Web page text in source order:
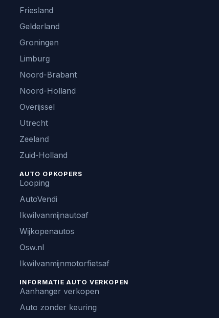
Friesland
Gelderland
Groningen
Limburg
Noord-Brabant
Noord-Holland
Overijssel
Utrecht
Zeeland
Zuid-Holland
AUTO OPKOPERS
Looping
AutoVendi
Ikwilvanmijnautoaf
Wijkopenautos
Osw.nl
Ikwilvanmijnmotorfietsaf
INFORMATIE AUTO VERKOPEN
Aanhanger verkopen
Auto zonder keuring